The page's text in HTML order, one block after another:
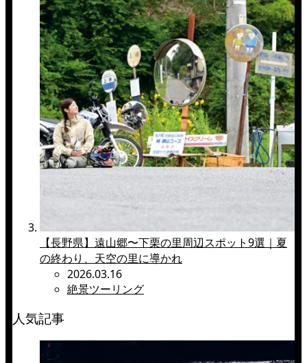
【長野県】遠山郷〜下栗の里周辺スポット9選｜夏
の終わり、天空の里に導かれ
2026.03.16
絶景ツーリング
人気記事